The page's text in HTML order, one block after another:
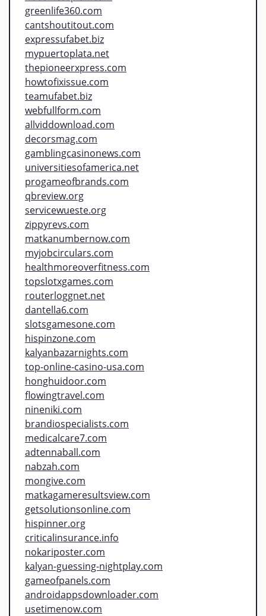
greenlife360.com
cantshoutitout.com
expressufabet.biz
mypuertoplata.net
thepioneerxpress.com
howtofixissue.com
teamufabet.biz
webfullform.com
allviddownload.com
decorsmag.com
gamblingcasinonews.com
universitiesofamerica.net
progameofbrands.com
qbreview.org
servicewueste.org
zippyrevs.com
matkanumbernow.com
myjobcirculars.com
healthmoreoverfitness.com
topslotxgames.com
routerloggnet.net
dantella6.com
slotsgamesone.com
hispinzone.com
kalyanbazarnights.com
top-online-casino-usa.com
honghuidoor.com
flowingtravel.com
nineniki.com
brandiospecialists.com
medicalcare7.com
adtennaball.com
nabzah.com
mongive.com
matkagameresultsview.com
getsolutionsonline.com
hispinner.org
criticalinsurance.info
nokariposter.com
kalyan-guessing-nightplay.com
gameofpanels.com
androidappsdownloader.com
usetimenow.com